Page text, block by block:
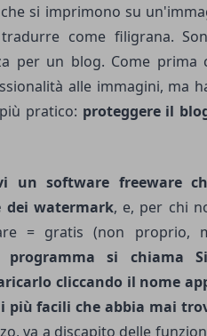
si imprimono su un'
come filigrana.
per un blog. Come prima
alle immagini, ma
pratico: proteggere il
unsoftware freeware
dei watermark, e, per chi
= gratis (non proprio,
programma si chiama
cliccando il nome
più facili che abbia mai
va a discapito delle